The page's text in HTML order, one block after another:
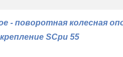
- поворотная колесная
SCpu 55